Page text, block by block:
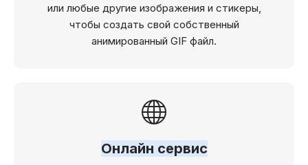
или любые другие изображения и стикеры,
чтобы создать свой собственный
анимированный GIF файл.
Онлайн сервис